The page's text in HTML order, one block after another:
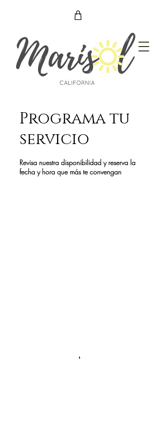
Programa tu
servicio
Revisa nuestra disponibilidad y reserva la
fecha y hora que más te convengan